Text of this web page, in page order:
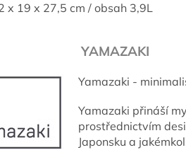
x 19 x 27,5 cm / obsah 3,9L
YAMAZAKI
Yamazaki -
Yamazaki přináší
prostřednictvím
Japonsku a